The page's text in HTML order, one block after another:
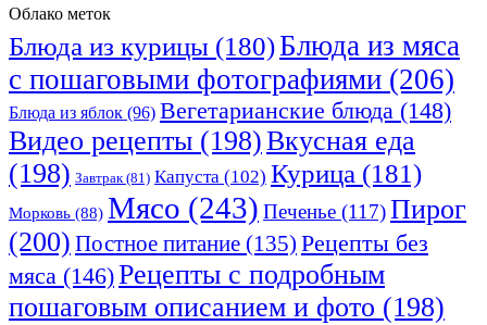
Облако меток
Блюда из курицы (180)Блюда из мяса
с пошаговыми фотографиями (206)
Блюда из яблок (96) Вегетарианские блюда (148)
Видео рецепты (198)Вкусная еда
(198) Завтрак(81) Капуста (102) Курица (181)
Морковь (88) Мясо (243) Печенье (117)Пирог
(200) Постное питание (135) Рецепты без
мяса (146)Рецепты с подробным
пошаговым описанием и фото (198)